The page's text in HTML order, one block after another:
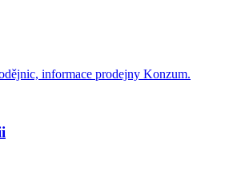
informace prodejny Konzum.